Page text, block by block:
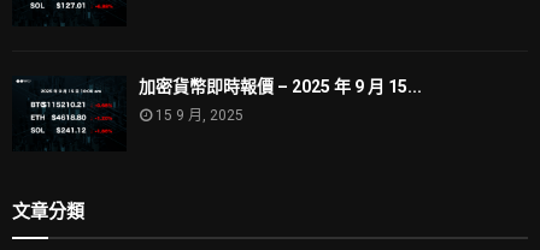
加密貨幣即時報價 – 2025 年 9 月 15...
15 9 月, 2025
文章分類